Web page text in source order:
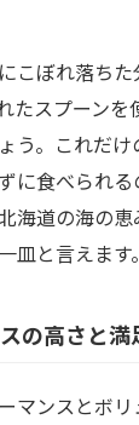
こぼれ落ち
たスプーンを
う。これだ
に食べられ
海道の海の
皿と言えます。
の高さと満
マンスとボ